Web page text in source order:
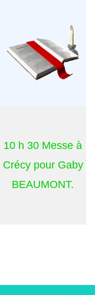
10 h 30 Messe à
Crécy pour Gaby
BEAUMONT.